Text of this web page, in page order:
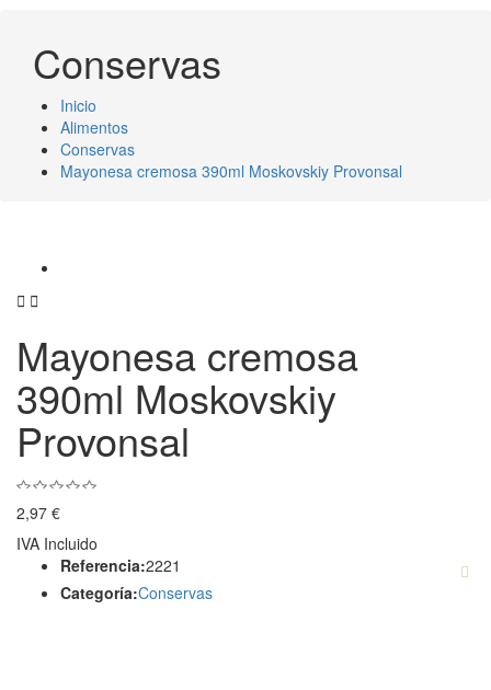
Conservas
Inicio
Alimentos
Conservas
Mayonesa cremosa 390ml Moskovskiy Provonsal
 
Mayonesa cremosa
390ml Moskovskiy
Provonsal
2,97 €
IVA Incluido
Referencia:2221
Categoría:Conservas